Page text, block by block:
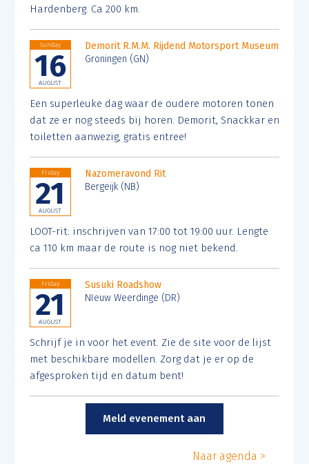
Hardenberg. Ca 200 km.
Sunday
16
AUGUST
Demorit R.M.M. Rijdend Motorsport Museum
Groningen (GN)
Een superleuke dag waar de oudere motoren tonen
dat ze er nog steeds bij horen. Demorit, Snackkar en
toiletten aanwezig, gratis entree!
Friday
21
AUGUST
Nazomeravond Rit
Bergeijk (NB)
LOOT-rit: inschrijven van 17:00 tot 19:00 uur. Lengte
ca 110 km maar de route is nog niet bekend.
Friday
21
AUGUST
Susuki Roadshow
NIeuw Weerdinge (DR)
Schrijf je in voor het event. Zie de site voor de lijst
met beschikbare modellen. Zorg dat je er op de
afgesproken tijd en datum bent!
Meld evenement aan
Naar agenda >